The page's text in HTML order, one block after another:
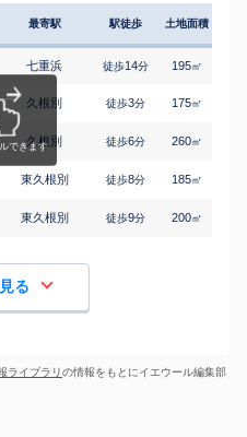
最寄駅 駅徒歩 土地面積
七重浜 徒歩14分 195㎡
久根別 徒歩3分 175㎡
久根別 徒歩6分 260㎡
東久根別 徒歩8分 185㎡
東久根別 徒歩9分 200㎡
る
ライブラリの情報をもとにイエウール編集部